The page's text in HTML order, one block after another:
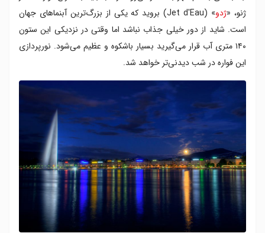
ژنو، «ژدو
» (Jet d'Eau) بروید که یکی از بزرگ‌ترین آبنماهای جهان
است. شاید از دور خیلی جذاب نباشد اما وقتی در نزدیکی این ستون
۱۴۰ متری آب قرار می‌گیرید بسیار باشکوه و عظیم می‌شود. نورپردازی‌
این فواره در شب دیدنی‌تر خواهد شد.